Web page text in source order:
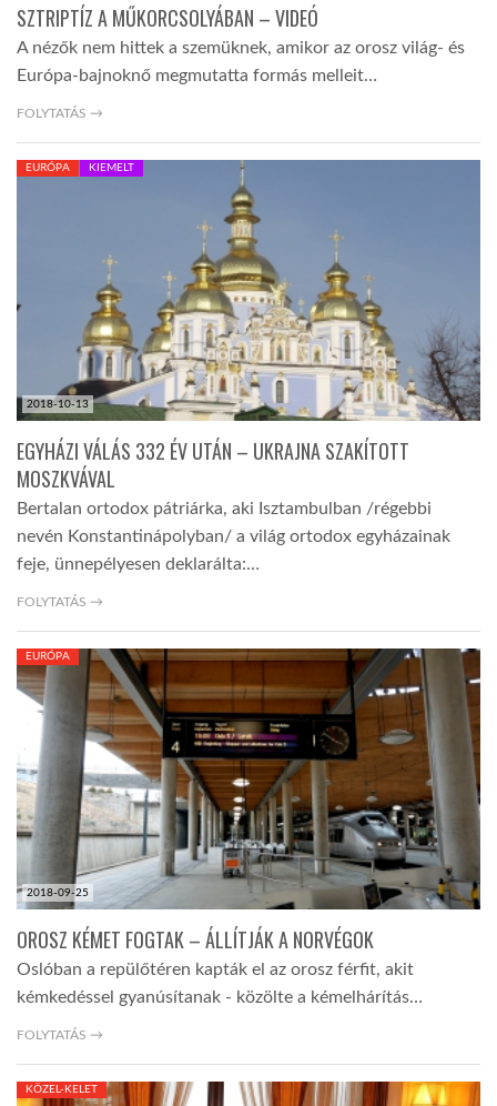
SZTRIPTÍZ A MŰKORCSOLYÁBAN – VIDEÓ
A nézők nem hittek a szemüknek, amikor az orosz világ- és
Európa-bajnoknő megmutatta formás melleit…
FOLYTATÁS →
2018-10-13
EURÓPA KIEMELT
EGYHÁZI VÁLÁS 332 ÉV UTÁN – UKRAJNA SZAKÍTOTT
MOSZKVÁVAL
Bertalan ortodox pátriárka, aki Isztambulban /régebbi
nevén Konstantinápolyban/ a világ ortodox egyházainak
feje, ünnepélyesen deklarálta:…
FOLYTATÁS →
2018-09-25
EURÓPA
OROSZ KÉMET FOGTAK – ÁLLÍTJÁK A NORVÉGOK
Oslóban a repülőtéren kapták el az orosz férfit, akit
kémkedéssel gyanúsítanak - közölte a kémelhárítás…
FOLYTATÁS →
KÖZEL-KELET